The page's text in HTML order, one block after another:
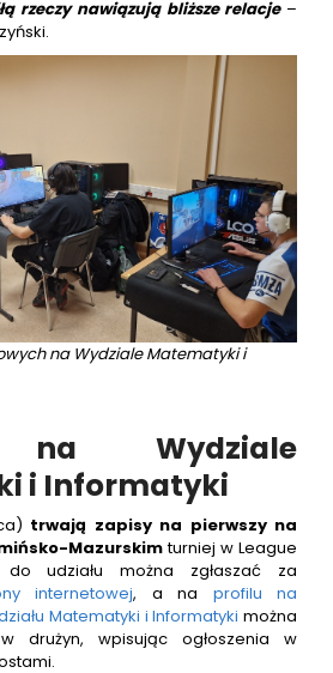
rzeczy nawiązują bliższe relacje–
na Wydziale Matematyki i
na Wydziale
i Informatyki
trwają zapisy na pierwszy na
Mazurskimturniej w League
udziału można zgłaszać za
internetowej, a na profilu na
Matematyki i Informatyki można
drużyn, wpisując ogłoszenia w